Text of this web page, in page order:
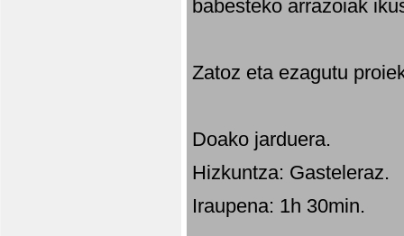
babesteko arrazoiak
Zatoz eta ezagutu
Doako jarduera.
Hizkuntza: Gasteleraz.
Iraupena: 1h 30min.